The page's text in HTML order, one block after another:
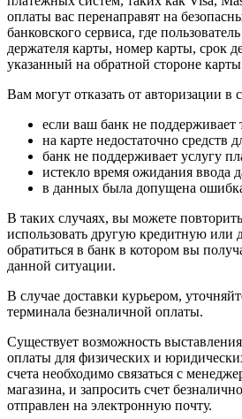
оплаты вас перенаправят на
банковского сервиса, где
держателя карты, номер карты, срок
указанный на обратной стороне
Вам могут отказать от авторизации в
если ваш банк не поддерживает
на карте недостаточно средств
банк не поддерживает услугу
истекло время ожидания ввода
в данных была допущена
В таких случаях, вы можете
использовать другую кредитную или
обратиться в банк в котором вы
данной ситуации.
В случае доставки курьером,
терминала безналичной оплаты.
Существует возможность
оплаты для физических и
счета необходимо связаться с
магазина, и запросить счет
отправлен на электронную почту.